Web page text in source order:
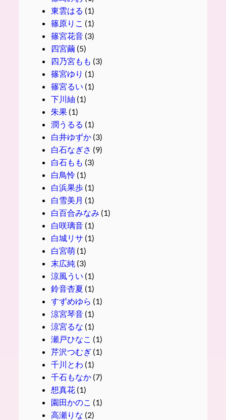
東雲はる (1)
篠原りこ (1)
篠宮花音(3)
四宮繭(5)
四乃宮もも (3)
篠宮ゆり (1)
篠宮るい (1)
下川紬 (1)
朱果(1)
潤うるる (1)
白井ゆずか(3)
白石なぎさ (9)
白石もも (3)
白鳥怜(1)
白浜果歩(1)
白雪美月 (1)
白百合みなみ (1)
白咲璃音(1)
白城リサ (1)
白宮萌(1)
末広純 (3)
涼風うい (1)
鈴音杏夏 (1)
すずめゆら (1)
涼宮琴音(1)
涼宮るな (1)
瀬戸ひなこ (1)
芹沢つむぎ(1)
千川とわ (1)
千石もなか(7)
想真花(1)
園田かのこ (1)
高瀬りな (2)